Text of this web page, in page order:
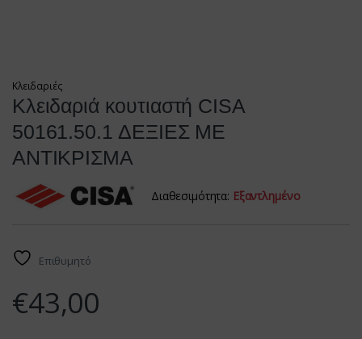
Κλειδαριές
Κλειδαριά κουτιαστή CISA
50161.50.1 ΔΕΞΙΕΣ ΜΕ
ΑΝΤΙΚΡΙΣΜΑ
Διαθεσιμότητα: Εξαντλημένο
Επιθυμητό
€43,00